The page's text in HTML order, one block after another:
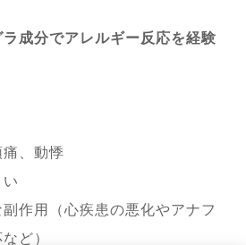
成分でアレルギー反応を経験
、動悸
作用（心疾患の悪化やアナフ
ど）